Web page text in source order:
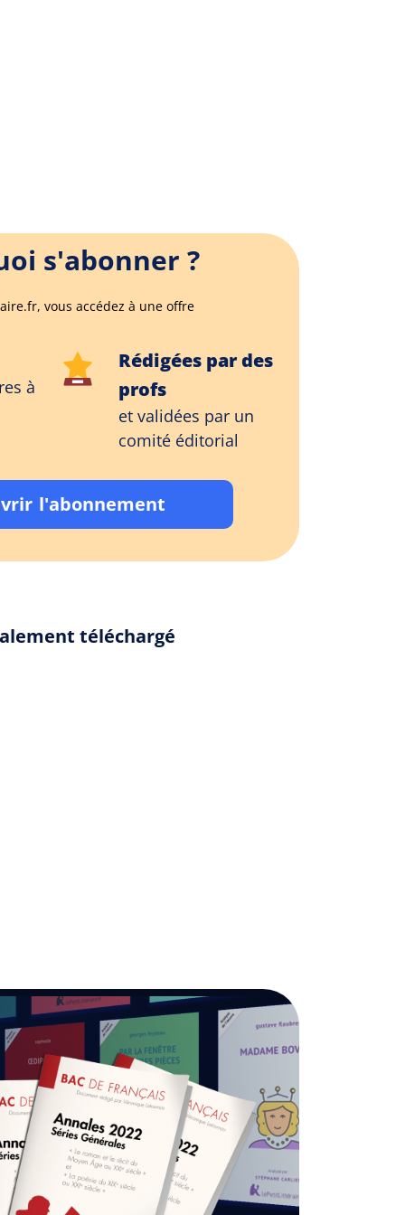
s'abonner ?
vous accédez à une offre
à
Rédigées par des
profs
et validées par un
comité éditorial
l'abonnement
téléchargé